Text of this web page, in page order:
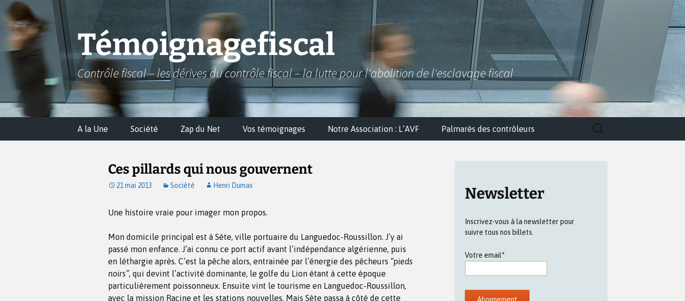
Aller
au
contenu
Témoignagefiscal
Contrôle fiscal – les dérives du contrôle fiscal – la lutte pour l'abolition de l'esclavage fiscal
A la Une Société Zap du Net Vos témoignages Notre Association : L’AVF Palmarès des contrôleurs
Rechercher :
Ces pillards qui nous gouvernent
21 mai 2013 Société Henri Dumas
Une histoire vraie pour imager mon propos.
Mon domicile principal est à Sète, ville portuaire du Languedoc-Roussillon. J’y ai
passé mon enfance. J’ai connu ce port actif avant l’indépendance algérienne, puis
en léthargie après. C’est la pêche alors, entrainée par l’énergie des pêcheurs “pieds
noirs”, qui devint l’activité dominante, le golfe du Lion étant à cette époque
particulièrement poissonneux. Ensuite vint le tourisme en Languedoc-Roussillon,
avec la mission Racine et les stations nouvelles. Mais Sète passa à côté de cette
Newsletter
Inscrivez-vous à la newsletter pour
suivre tous nos billets.
Votre email*